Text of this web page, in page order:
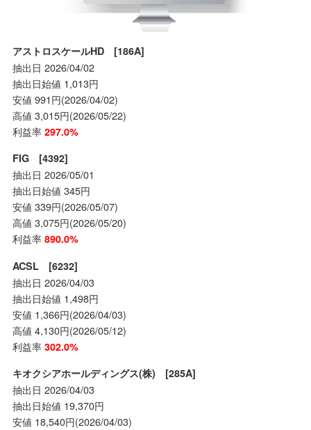
アストロスケールHD [186A]
抽出日 2026/04/02
抽出日始値 1,013円
安値 991円(2026/04/02)
高値 3,015円(2026/05/22)
利益率 297.0%
FIG [4392]
抽出日 2026/05/01
抽出日始値 345円
安値 339円(2026/05/07)
高値 3,075円(2026/05/20)
利益率 890.0%
ACSL [6232]
抽出日 2026/04/03
抽出日始値 1,498円
安値 1,366円(2026/04/03)
高値 4,130円(2026/05/12)
利益率 302.0%
キオクシアホールディングス(株) [285A]
抽出日 2026/04/03
抽出日始値 19,370円
安値 18,540円(2026/04/03)